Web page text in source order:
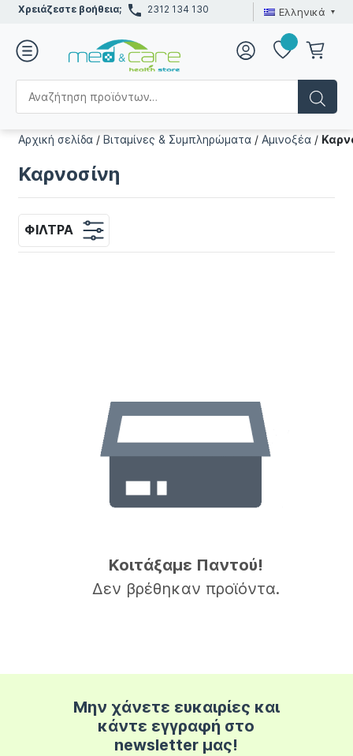
Χρειάζεστε βοήθεια; 2312 134 130 Ελληνικά
Αρχική σελίδα /Βιταμίνες & Συμπληρώματα /Αμινοξέα /
Καρνοσίνη
ΦΊΛΤΡΑ
Κοιτάξαμε Παντού!
Δεν βρέθηκαν προϊόντα.
Μην χάνετε ευκαιρίες και
κάντε εγγραφή στο
newsletter μας!